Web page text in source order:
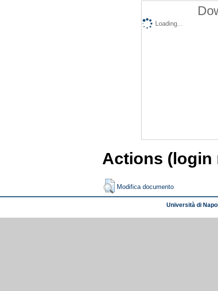
Loading...
Actions (login
Modifica documento
Università di